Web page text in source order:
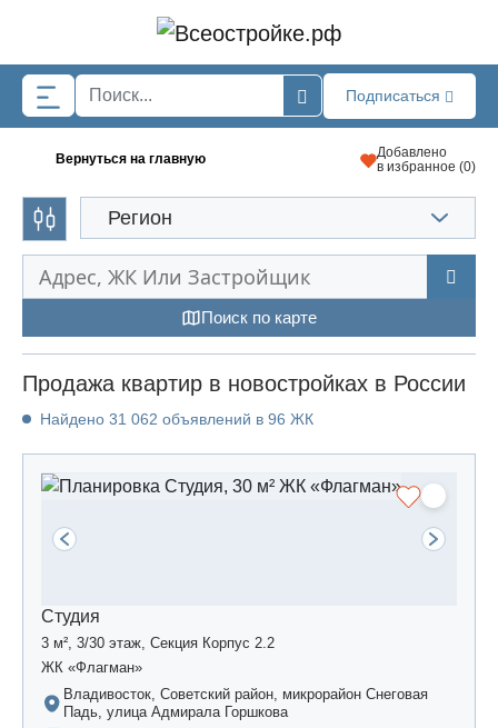
Подписаться
Вернуться на главную
Добавлено
в избранное (0)
Регион
Поиск по карте
Продажа квартир в новостройках в России
Найдено 31 062 объявлений в 96 ЖК
Студия
3 м², 3/30 этаж, Секция Корпус 2.2
ЖК «Флагман»
Владивосток, Советский район, микрорайон Снеговая
Падь, улица Адмирала Горшкова